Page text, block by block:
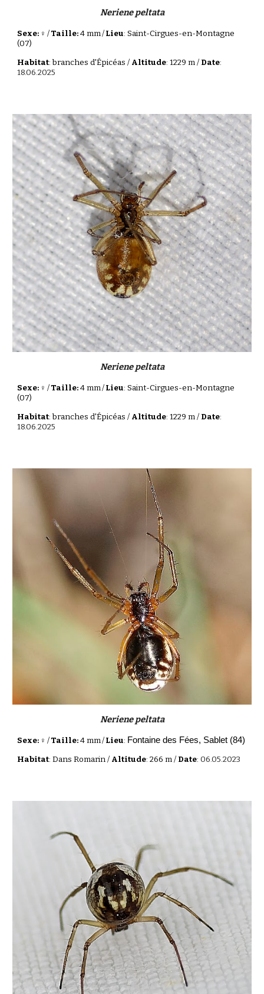
Neriene peltata
Sexe: ♀/Taille:4 mm/Lieu: Saint-Cirgues-en-Montagne
(07)
Habitat: branches d'Épicéas / Altitude: 1229 m / Date:
18.06.2025
Neriene peltata
Sexe: ♀/Taille:4 mm/Lieu: Saint-Cirgues-en-Montagne
(07)
Habitat: branches d'Épicéas / Altitude: 1229 m / Date:
18.06.2025
Neriene peltata
Sexe: ♀/Taille:4 mm/Lieu: Fontaine des Fées, Sablet (84)
Habitat: Dans Romarin / Altitude: 266 m / Date:06.05.2023